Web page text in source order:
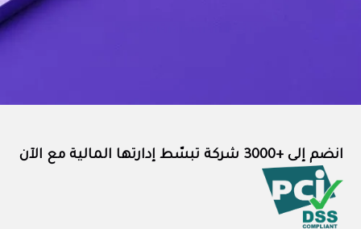
انضم إلى +3000 شركة تبسّط إدارتها المالية مع الآن